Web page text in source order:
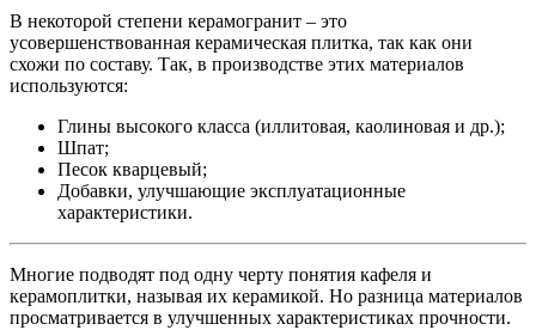
В некоторой степени керамогранит – это
усовершенствованная керамическая плитка, так как они
схожи по составу. Так, в производстве этих материалов
используются:
Глины высокого класса (иллитовая, каолиновая и др.);
Шпат;
Песок кварцевый;
Добавки, улучшающие эксплуатационные
характеристики.
Многие подводят под одну черту понятия кафеля и
керамоплитки, называя их керамикой. Но разница материалов
просматривается в улучшенных характеристиках прочности.